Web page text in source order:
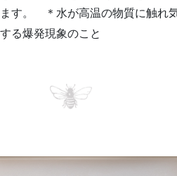
す。 ＊水が高温の物質に触れ
る爆発現象のこと